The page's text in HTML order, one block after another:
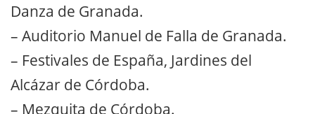
Danza de Granada.
– Auditorio Manuel de Falla de Granada.
– Festivales de España, Jardines del
Alcázar de Córdoba.
– Mezquita de Córdoba.